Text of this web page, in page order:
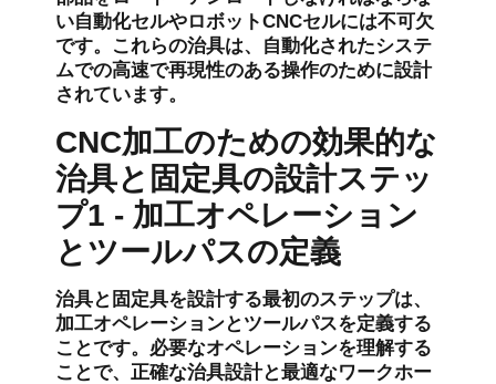
い自動化セルやロボットCNCセルには不可欠
です。これらの治具は、自動化されたシステ
ムでの高速で再現性のある操作のために設計
されています。
CNC加工のための効果的な
治具と固定具の設計ステッ
プ1 - 加工オペレーション
とツールパスの定義
治具と固定具を設計する最初のステップは、
加工オペレーションとツールパスを定義する
ことです。必要なオペレーションを理解する
ことで、正確な治具設計と最適なワークホー